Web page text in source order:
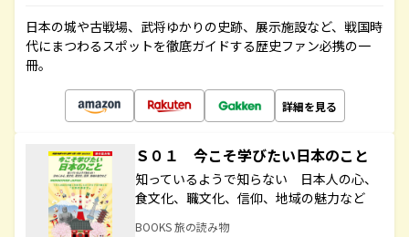
日本の城や古戦場、武将ゆかりの史跡、展示施設など、戦国時
代にまつわるスポットを徹底ガイドする歴史ファン必携の一
冊。
詳細を見る
Ｓ０１ 今こそ学びたい日本のこと
知っているようで知らない 日本人の心、
食文化、職文化、信仰、地域の魅力など
BOOKS 旅の読み物